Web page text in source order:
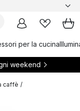
per la cucina
weekend
caffè /